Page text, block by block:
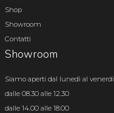
Shop
Showroom
Contatti
Showroom
Siamo aperti dal lunedì al venerdì
dalle 08.30 alle 12.30
dalle 14.00 alle 18.00